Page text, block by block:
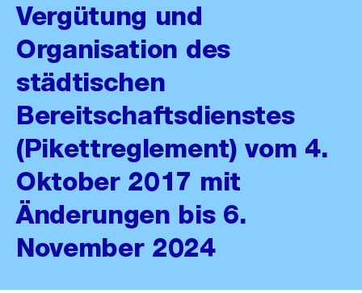
Vergütung und
Organisation des
städtischen
Bereitschaftsdienstes
(Pikettreglement) vom 4.
Oktober 2017 mit
Änderungen bis 6.
November 2024